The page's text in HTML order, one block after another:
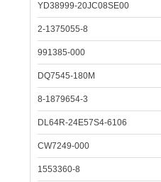
YD38999-20JC08SE00
2-1375055-8
991385-000
DQ7545-180M
8-1879654-3
DL64R-24E57S4-6106
CW7249-000
1553360-8